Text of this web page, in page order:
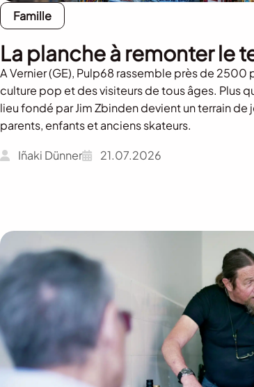
Famille
La planche à remonter le
A Vernier (GE), Pulp68 rassemble près de 2500
culture pop et des visiteurs de tous âges. Plus
lieu fondé par Jim Zbinden devient un terrain de
parents, enfants et anciens skateurs.
Iñaki Dünner 21.07.2026